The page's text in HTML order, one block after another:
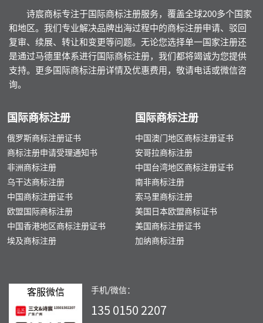
诗宸商标专注于国际商标注册服务，覆盖全球200多个国家
和地区。我们专业解决品牌出海过程中的商标注册申请、驳回
复审、续展、转让和变更等问题。无论您选择单一国家注册还
是通过马德里体系进行国际商标注册，我们都将竭诚为您提供
支持。更多国际商标注册详情及优惠费用，敬请电话或微信咨
询。
国际商标注册
俄罗斯商标注册证书
商标注册申请受理通知书
非洲商标注册
乌干达商标注册
中国商标注册证书
欧盟国际商标注册
中国香港地区商标注册证书
埃及商标注册
国际商标注册
中国澳门地区商标注册证书
安哥拉商标注册
中国台湾地区商标注册证书
南非商标注册
索马里商标注册
美国日本欧盟商标证书
美国商标注册证书
加纳商标注册
客服微信 手机/微信：
135 0150 2207